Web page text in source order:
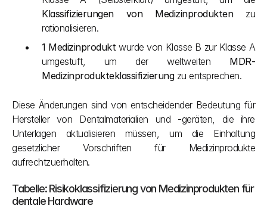
Klassifizierungen von Medizinprodukten zu
rationalisieren.
1 Medizinprodukt wurde von Klasse B zur Klasse A
umgestuft, um der weltweiten MDR-
Medizinprodukteklassifizierung zu entsprechen.
Diese Änderungen sind von entscheidender Bedeutung für
Hersteller von Dentalmaterialien und -geräten, die ihre
Unterlagen aktualisieren müssen, um die Einhaltung
gesetzlicher Vorschriften für Medizinprodukte
aufrechtzuerhalten.
Tabelle: Risikoklassifizierung von Medizinprodukten für
dentale Hardware